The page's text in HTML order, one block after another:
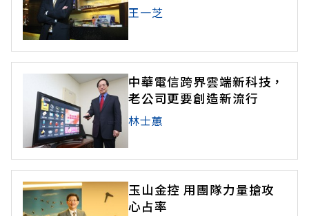
王一芝
中華電信跨界雲端新科技，
老公司更要創造新流行
林士蕙
玉山金控 用團隊力量搶攻
心占率